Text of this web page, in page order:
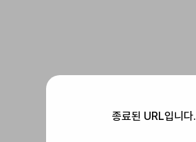
종료된 URL입니다.